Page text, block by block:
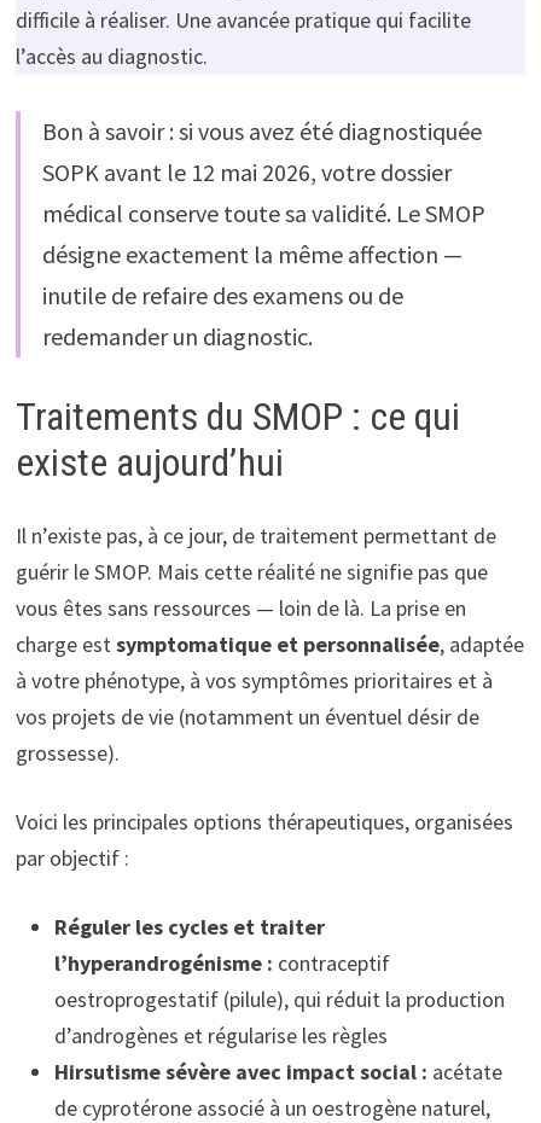
difficile à réaliser. Une avancée pratique qui facilite
l’accès au diagnostic.
Bon à savoir : si vous avez été diagnostiquée
SOPK avant le 12 mai 2026, votre dossier
médical conserve toute sa validité. Le SMOP
désigne exactement la même affection —
inutile de refaire des examens ou de
redemander un diagnostic.
Traitements du SMOP : ce qui
existe aujourd’hui
Il n’existe pas, à ce jour, de traitement permettant de
guérir le SMOP. Mais cette réalité ne signifie pas que
vous êtes sans ressources — loin de là. La prise en
charge estsymptomatique et personnalisée, adaptée
à votre phénotype, à vos symptômes prioritaires et à
vos projets de vie (notamment un éventuel désir de
grossesse).
Voici les principales options thérapeutiques, organisées
par objectif :
Réguler les cycles et traiter
l’hyperandrogénisme : contraceptif
oestroprogestatif (pilule), qui réduit la production
d’androgènes et régularise les règles
Hirsutisme sévère avec impact social : acétate
de cyprotérone associé à un oestrogène naturel,